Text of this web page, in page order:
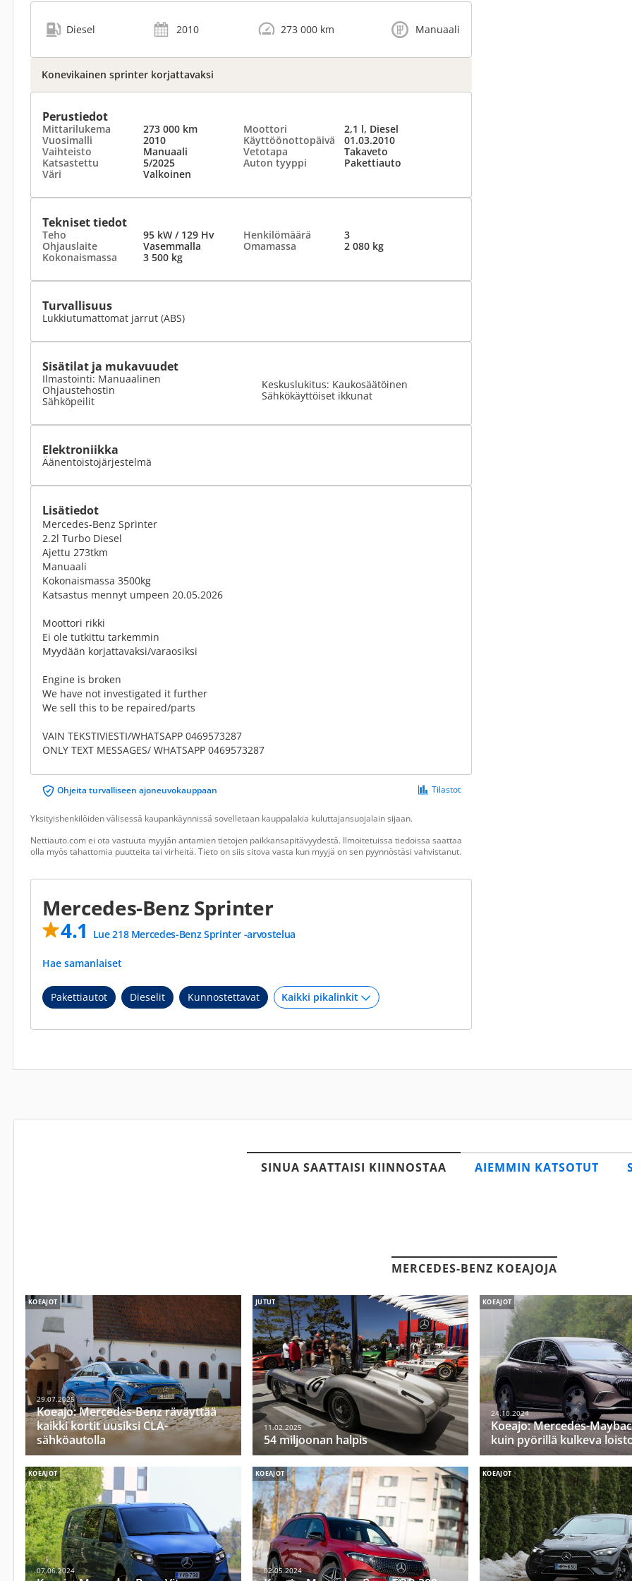
Diesel 2010 273 000 km Manuaali
Konevikainen sprinter korjattavaksi
Perustiedot
Mittarilukema 273 000 km Moottori
2,1 l, Diesel
Vuosimalli
2010 Käyttöönottopäivä
01.03.2010
Vaihteisto
Manuaali Vetotapa
Takaveto
Katsastettu
5/2025 Auton tyyppi
Pakettiauto
Väri
Valkoinen
Tekniset tiedot
Teho 95 kW / 129 Hv Henkilömäärä
3
Ohjauslaite
Vasemmalla Omamassa
2 080 kg
Kokonaismassa
3 500 kg
Turvallisuus
Lukkiutumattomat jarrut (ABS)
Sisätilat ja mukavuudet
Ilmastointi: Manuaalinen
Ohjaustehostin
Sähköpeilit
Keskuslukitus: Kaukosäätöinen
Sähkökäyttöiset ikkunat
Elektroniikka
Äänentoistojärjestelmä
Lisätiedot
Mercedes-Benz Sprinter
2.2l Turbo Diesel
Ajettu 273tkm
Manuaali
Kokonaismassa 3500kg
Katsastus mennyt umpeen 20.05.2026
Moottori rikki
Ei ole tutkittu tarkemmin
Myydään korjattavaksi/varaosiksi
Engine is broken
We have not investigated it further
We sell this to be repaired/parts
VAIN TEKSTIVIESTI/WHATSAPP 0469573287
ONLY TEXT MESSAGES/ WHATSAPP 0469573287
Ohjeita turvalliseen ajoneuvokauppaan Tilastot
Yksityishenkilöiden välisessä kaupankäynnissä sovelletaan kauppalakia kuluttajansuojalain sijaan.
Nettiauto.com ei ota vastuuta myyjän antamien tietojen paikkansapitävyydestä. Ilmoitetuissa tiedoissa saattaa
olla myös tahattomia puutteita tai virheitä. Tieto on siis sitova vasta kun myyjä on sen pyynnöstäsi vahvistanut.
Mercedes-Benz Sprinter
4.1
Lue 218 Mercedes-Benz Sprinter -arvostelua
Hae samanlaiset
Pakettiautot Dieselit Kunnostettavat
SINUA SAATTAISI KIINNOSTAA AIEMMIN KATSOTUT
MERCEDES-BENZ KOEAJOJA
KOEAJOT
29.07.2025
Koeajo: Mercedes-Benz räväyttää
kaikki kortit uusiksi CLA-
sähköautolla
JUTUT
11.02.2025
54 miljoonan halpis
KOEAJOT
24.10.2024
Koeajo: Mercedes-
kuin pyörillä kulkeva
KOEAJOT
07.06.2024
KOEAJOT
02.05.2024
KOEAJOT